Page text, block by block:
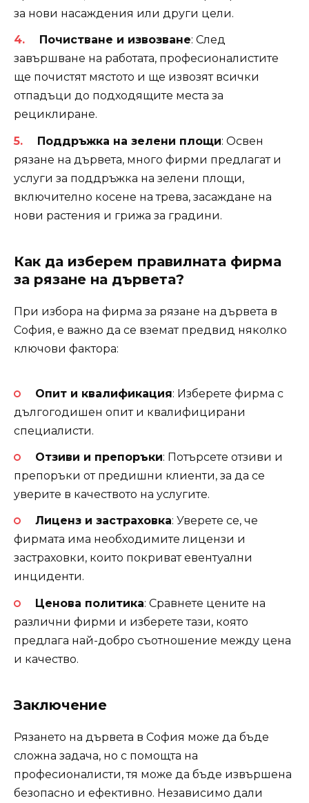
за нови насаждения или други цели.
Почистване и извозване: След
завършване на работата, професионалистите
ще почистят мястото и ще извозят всички
отпадъци до подходящите места за
рециклиране.
Поддръжка на зелени площи: Освен
рязане на дървета, много фирми предлагат и
услуги за поддръжка на зелени площи,
включително косене на трева, засаждане на
нови растения и грижа за градини.
Как да изберем правилната фирма
за рязане на дървета?
При избора на фирма за рязане на дървета в
София, е важно да се вземат предвид няколко
ключови фактора:
Опит и квалификация: Изберете фирма с
дългогодишен опит и квалифицирани
специалисти.
Отзиви и препоръки: Потърсете отзиви и
препоръки от предишни клиенти, за да се
уверите в качеството на услугите.
Лиценз и застраховка: Уверете се, че
фирмата има необходимите лицензи и
застраховки, които покриват евентуални
инциденти.
Ценова политика: Сравнете цените на
различни фирми и изберете тази, която
предлага най-добро съотношение между цена
и качество.
Заключение
Рязането на дървета в София може да бъде
сложна задача, но с помощта на
професионалисти, тя може да бъде извършена
безопасно и ефективно. Независимо дали